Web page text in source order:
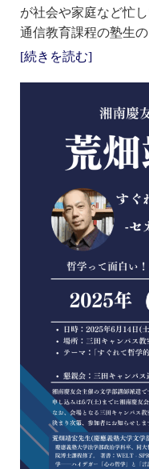
が社会や家庭など忙
通信教育課程の塾生
[続きを読む]